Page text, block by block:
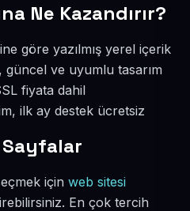
Ne Kazandırır?
göre yazılmış yerel içerik
güncel ve uyumlu tasarım
fiyata dahil
ilk ay destek ücretsiz
için web sitesi
En çok tercih